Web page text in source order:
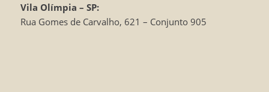
Vila Olímpia – SP:
Rua Gomes de Carvalho, 621 – Conjunto 905